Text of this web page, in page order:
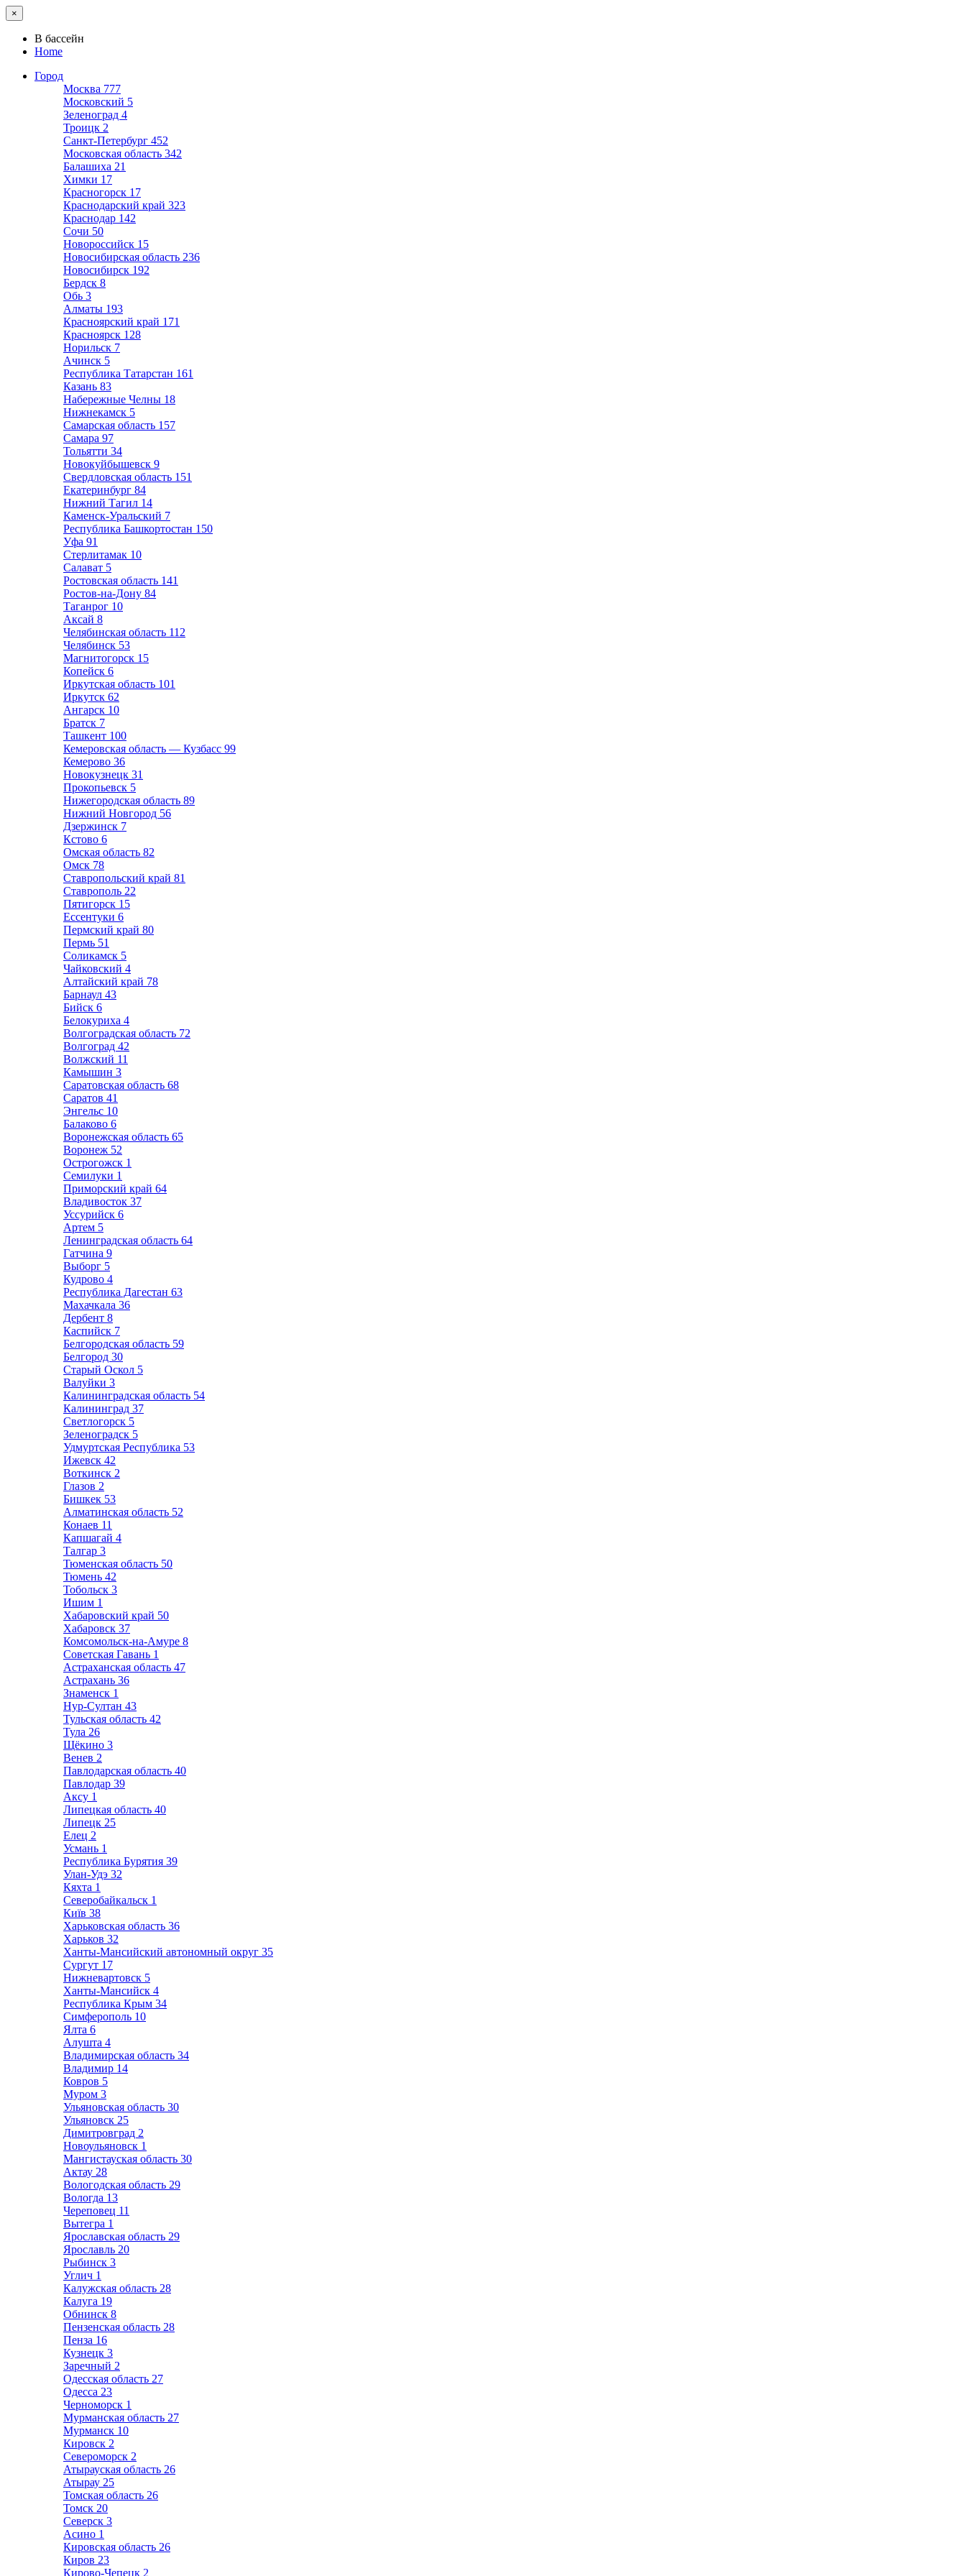
×
В бассейн
Home
Город
Москва 777
Московский 5
Зеленоград 4
Троицк 2
Санкт-Петербург 452
Московская область 342
Балашиха 21
Химки 17
Красногорск 17
Краснодарский край 323
Краснодар 142
Сочи 50
Новороссийск 15
Новосибирская область 236
Новосибирск 192
Бердск 8
Обь 3
Алматы 193
Красноярский край 171
Красноярск 128
Норильск 7
Ачинск 5
Республика Татарстан 161
Казань 83
Набережные Челны 18
Нижнекамск 5
Самарская область 157
Самара 97
Тольятти 34
Новокуйбышевск 9
Свердловская область 151
Екатеринбург 84
Нижний Тагил 14
Каменск-Уральский 7
Республика Башкортостан 150
Уфа 91
Стерлитамак 10
Салават 5
Ростовская область 141
Ростов-на-Дону 84
Таганрог 10
Аксай 8
Челябинская область 112
Челябинск 53
Магнитогорск 15
Копейск 6
Иркутская область 101
Иркутск 62
Ангарск 10
Братск 7
Ташкент 100
Кемеровская область — Кузбасс 99
Кемерово 36
Новокузнецк 31
Прокопьевск 5
Нижегородская область 89
Нижний Новгород 56
Дзержинск 7
Кстово 6
Омская область 82
Омск 78
Ставропольский край 81
Ставрополь 22
Пятигорск 15
Ессентуки 6
Пермский край 80
Пермь 51
Соликамск 5
Чайковский 4
Алтайский край 78
Барнаул 43
Бийск 6
Белокуриха 4
Волгоградская область 72
Волгоград 42
Волжский 11
Камышин 3
Саратовская область 68
Саратов 41
Энгельс 10
Балаково 6
Воронежская область 65
Воронеж 52
Острогожск 1
Семилуки 1
Приморский край 64
Владивосток 37
Уссурийск 6
Артем 5
Ленинградская область 64
Гатчина 9
Выборг 5
Кудрово 4
Республика Дагестан 63
Махачкала 36
Дербент 8
Каспийск 7
Белгородская область 59
Белгород 30
Старый Оскол 5
Валуйки 3
Калининградская область 54
Калининград 37
Светлогорск 5
Зеленоградск 5
Удмуртская Республика 53
Ижевск 42
Воткинск 2
Глазов 2
Бишкек 53
Алматинская область 52
Конаев 11
Капшагай 4
Талгар 3
Тюменская область 50
Тюмень 42
Тобольск 3
Ишим 1
Хабаровский край 50
Хабаровск 37
Комсомольск-на-Амуре 8
Советская Гавань 1
Астраханская область 47
Астрахань 36
Знаменск 1
Нур-Султан 43
Тульская область 42
Тула 26
Щёкино 3
Венев 2
Павлодарская область 40
Павлодар 39
Аксу 1
Липецкая область 40
Липецк 25
Елец 2
Усмань 1
Республика Бурятия 39
Улан-Удэ 32
Кяхта 1
Северобайкальск 1
Київ 38
Харьковская область 36
Харьков 32
Ханты-Мансийский автономный округ 35
Сургут 17
Нижневартовск 5
Ханты-Мансийск 4
Республика Крым 34
Симферополь 10
Ялта 6
Алушта 4
Владимирская область 34
Владимир 14
Ковров 5
Муром 3
Ульяновская область 30
Ульяновск 25
Димитровград 2
Новоульяновск 1
Мангистауская область 30
Актау 28
Вологодская область 29
Вологда 13
Череповец 11
Вытегра 1
Ярославская область 29
Ярославль 20
Рыбинск 3
Углич 1
Калужская область 28
Калуга 19
Обнинск 8
Пензенская область 28
Пенза 16
Кузнецк 3
Заречный 2
Одесская область 27
Одесса 23
Черноморск 1
Мурманская область 27
Мурманск 10
Кировск 2
Североморск 2
Атырауская область 26
Атырау 25
Томская область 26
Томск 20
Северск 3
Асино 1
Кировская область 26
Киров 23
Кирово-Чепецк 2